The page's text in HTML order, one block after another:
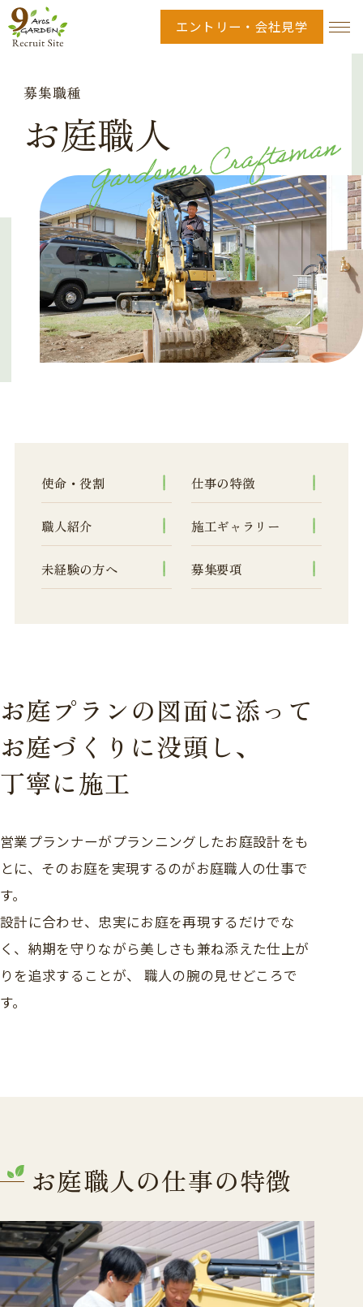
エントリー・会社見学
募集職種
お庭職人
使命・役割 仕事の特徴
職人紹介 施工ギャラリー
未経験の方へ 募集要項
お庭プランの図面に添って
お庭づくりに没頭し、
丁寧に施工
営業プランナーがプランニングしたお庭設計をも
とに、そのお庭を実現するのがお庭職人の仕事で
す。
設計に合わせ、忠実にお庭を再現するだけでな
く、納期を守りながら美しさも兼ね添えた仕上が
りを追求することが、
職人の腕の見せどころで
す。
お庭職人の仕事の特徴